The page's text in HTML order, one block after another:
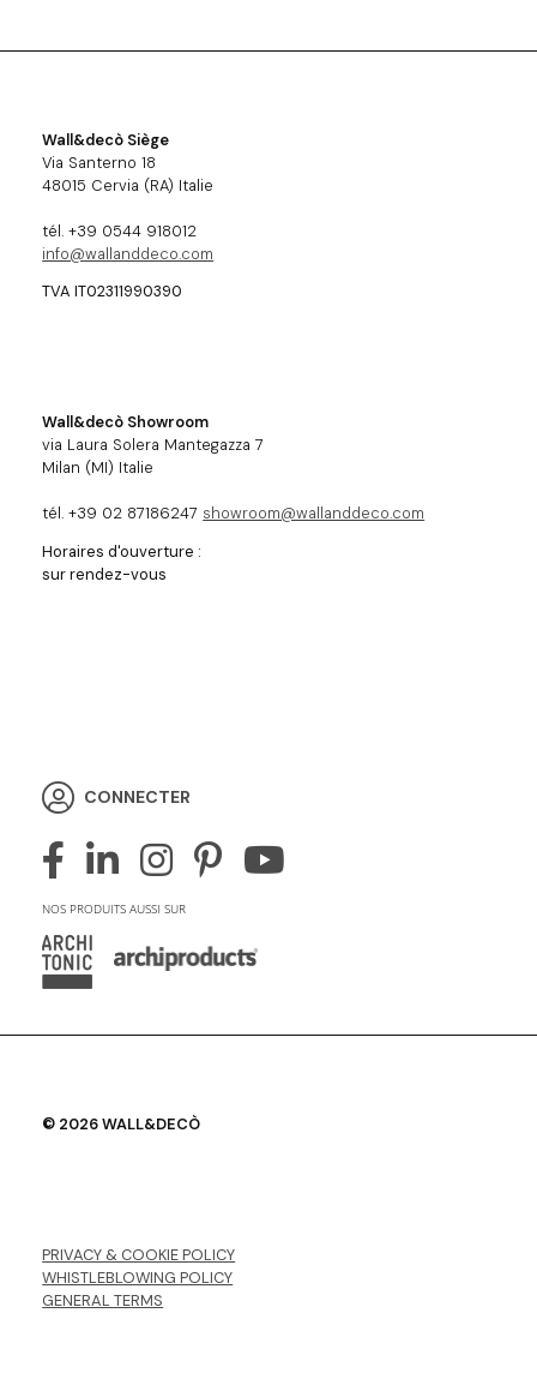
Wall&decò Siège
Via Santerno 18
48015 Cervia (RA) Italie
tél. +39 0544 918012
info@wallanddeco.com
TVA IT02311990390
Wall&decò Showroom
via Laura Solera Mantegazza 7
Milan (MI) Italie
tél. +39 02 87186247 showroom@wallanddeco.com
Horaires d'ouverture :
sur rendez-vous
CONNECTER
NOS PRODUITS AUSSI SUR
© 2026 WALL&DECÒ
PRIVACY & COOKIE POLICY
WHISTLEBLOWING POLICY
GENERAL TERMS